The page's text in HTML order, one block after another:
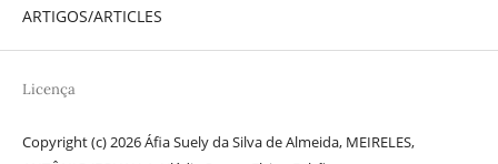
ARTIGOS/ARTICLES
Licença
Copyright (c) 2026 Áfia Suely da Silva de Almeida, MEIRELES,